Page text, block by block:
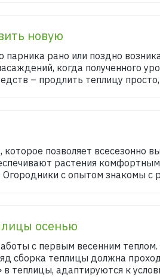
новую
рано или поздно
когда полученного
– продлить теплицу
позволяет всесезонно
растения
с опытом знакомы с
осенью
с первым весенним
сборка теплицы должна
теплицы, адаптируются к